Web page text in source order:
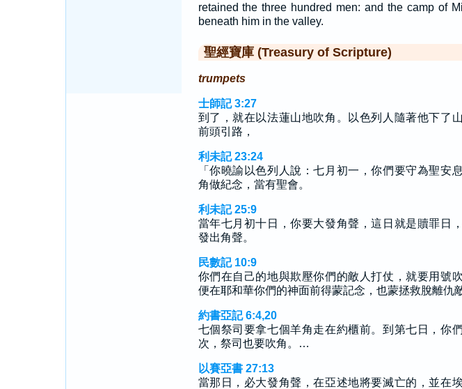
retained the three hundred men: and the camp of
beneath him in the valley.
聖經寶庫 (Treasury of Scripture)
trumpets
士師記 3:27
到了，就在以法蓮山地吹角。以色列人隨著他下了
前頭引路，
利未記 23:24
「你曉諭以色列人說：七月初一，你們要守為聖安
角做紀念，當有聖會。
利未記 25:9
當年七月初十日，你要大發角聲，這日就是贖罪日
發出角聲。
民數記 10:9
你們在自己的地與欺壓你們的敵人打仗，就要用號吹
便在耶和華你們的神面前得蒙記念，也蒙拯救脫離仇敵
約書亞記 6:4,20
七個祭司要拿七個羊角走在約櫃前。到第七日，你
次，祭司也要吹角。…
以賽亞書 27:13
當那日，必大發角聲，在亞述地將要滅亡的，並在